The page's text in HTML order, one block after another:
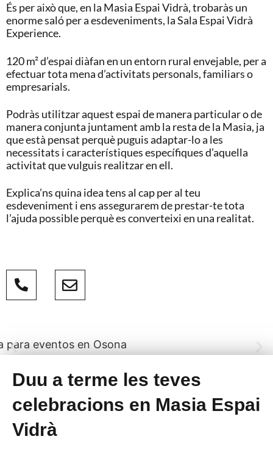
És per això que, en la Masia Espai Vidrà, trobaràs un
enorme saló per a esdeveniments, la Sala Espai Vidrà
Experience.
120 m² d’espai diàfan en un entorn rural envejable, per a
efectuar tota mena d’activitats personals, familiars o
empresarials.
Podràs utilitzar aquest espai de manera particular o de
manera conjunta juntament amb la resta de la Masia, ja
que està pensat perquè puguis adaptar-lo a les
necessitats i característiques específiques d’aquella
activitat que vulguis realitzar en ell.
Explica’ns quina idea tens al cap per al teu
esdeveniment i ens assegurarem de prestar-te tota
l’ajuda possible perquè es converteixi en una realitat.
Duu a terme les teves
celebracions en Masia Espai
Vidrà